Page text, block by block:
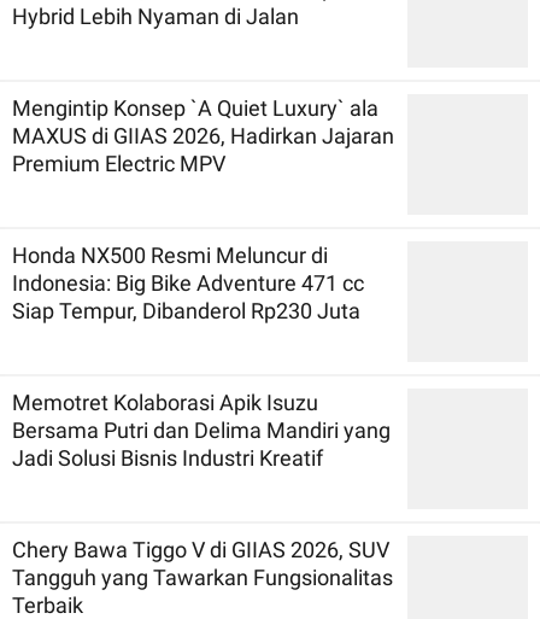
Hybrid Lebih Nyaman di Jalan
Mengintip Konsep `A Quiet Luxury` ala
MAXUS di GIIAS 2026, Hadirkan Jajaran
Premium Electric MPV
Honda NX500 Resmi Meluncur di
Indonesia: Big Bike Adventure 471 cc
Siap Tempur, Dibanderol Rp230 Juta
Memotret Kolaborasi Apik Isuzu
Bersama Putri dan Delima Mandiri yang
Jadi Solusi Bisnis Industri Kreatif
Chery Bawa Tiggo V di GIIAS 2026, SUV
Tangguh yang Tawarkan Fungsionalitas
Terbaik